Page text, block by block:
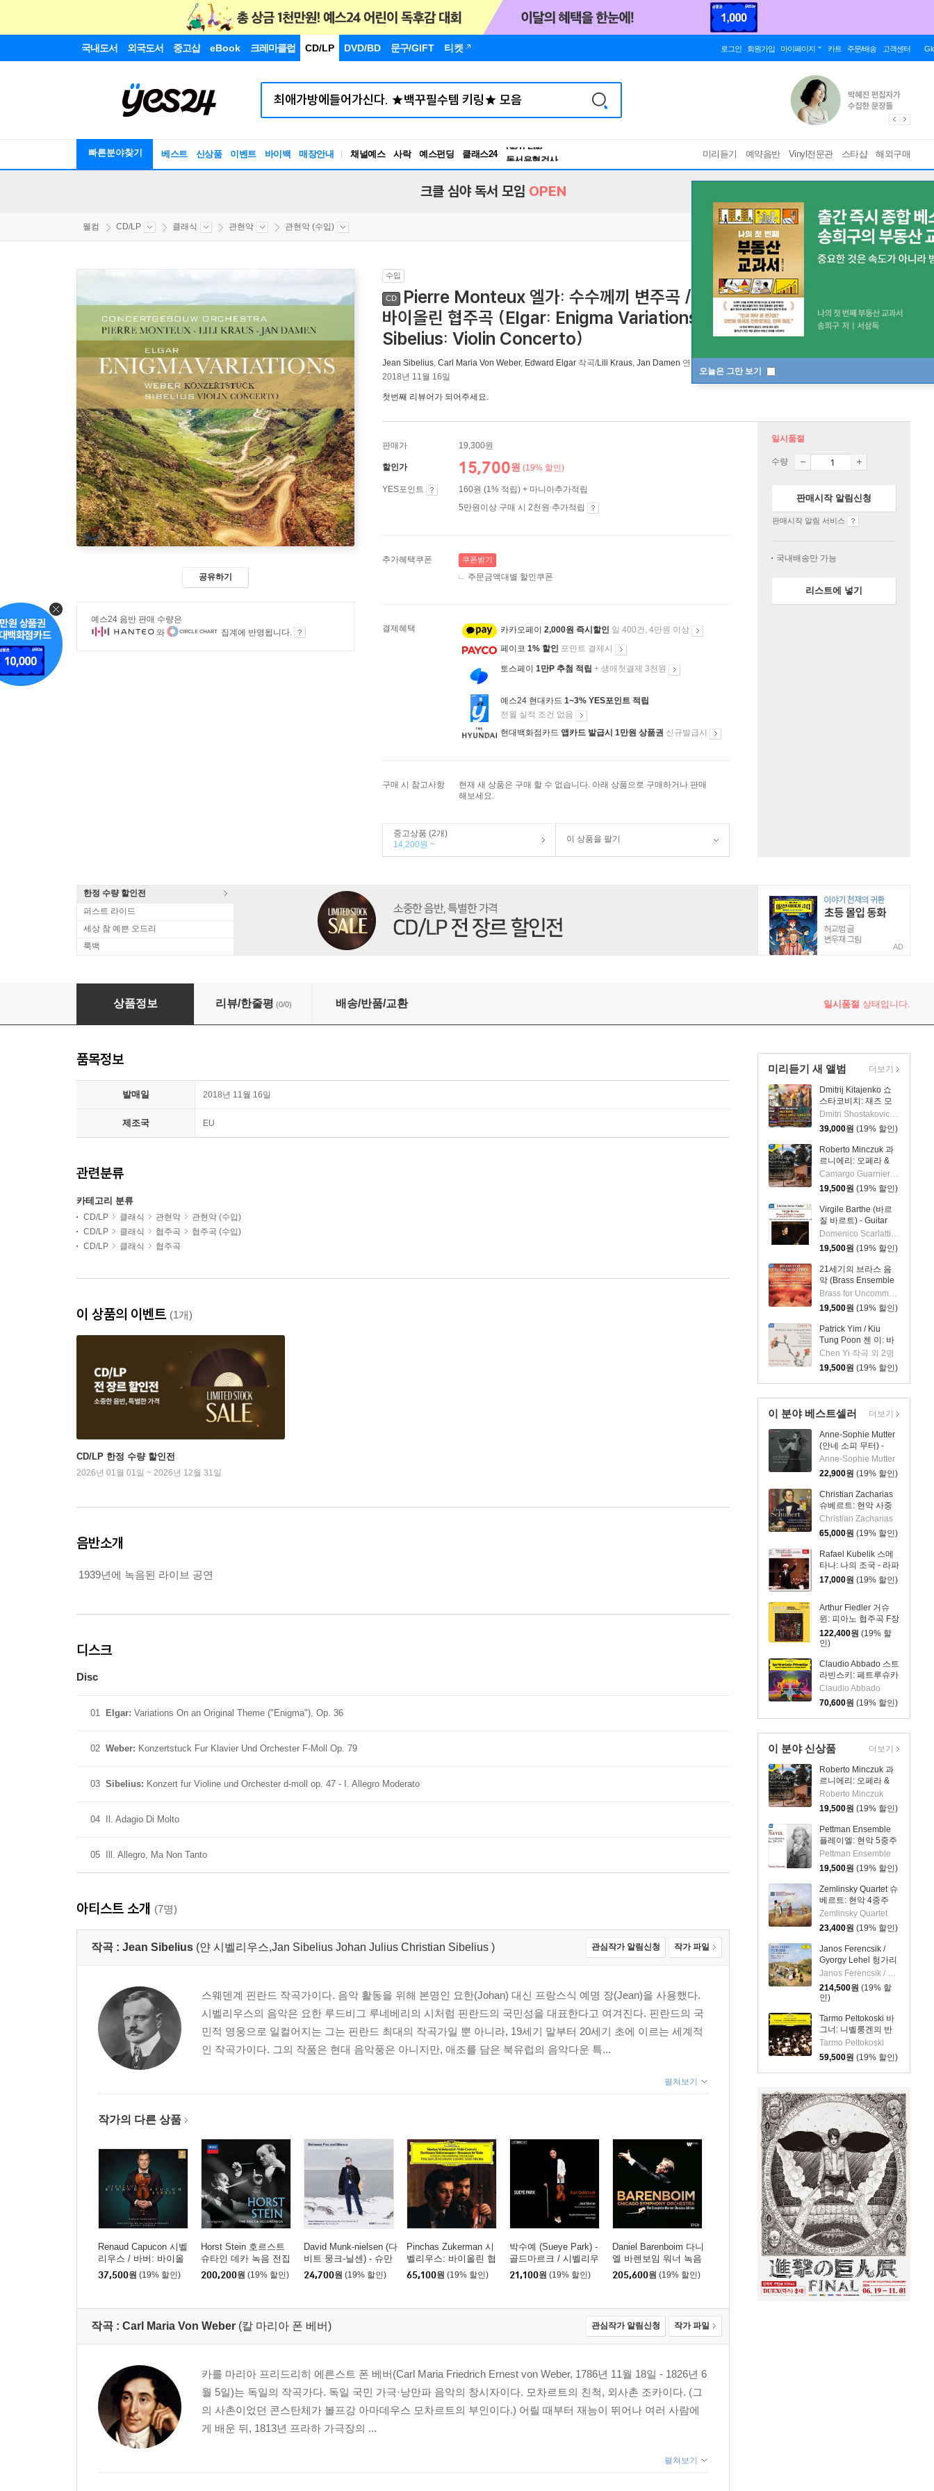
국내도서 외국도서 중고샵 eBook 크레마클럽 CD/LP DVD/BD 문구/GIFT 티켓 로그인 회원가입 마이페이지 카트 주문/배송 고객센터
빠른분야찾기 베스트 신상품 이벤트 바이백 매장안내 채널예스 사락 예스펀딩 클래스24
독서유형검사
RBTI Lab
미리듣기 예약음반 Vinyl전문관 스타샵 해외구매
오늘은 그만 보기
크클 심야 독서 모임 OPEN
웰컴 CD/LP 클래식 관현악 관현악 (수입)
공유하기
예스24 음반 판매 수량은
와
집계에 반영됩니다.
수입
CD
Pierre Monteux 엘가: 수수께끼 변주곡 / 베버: 소협주곡 / 시벨리우스:
바이올린 협주곡 (Elgar: Enigma Variations / Weber: Konzertstuck /
Sibelius: Violin Concerto)
Jean Sibelius, Carl Maria Von Weber, Edward Elgar 작곡/Lili Kraus, Jan Damen 연주 외 2명
2018년 11월 16일
첫번째 리뷰어가 되어주세요.
판매가 19,300원
할인가 15,700원 (19% 할인)
YES포인트
160원 (1% 적립) + 마니아추가적립
5만원이상 구매 시 2천원 추가적립
추가혜택쿠폰 쿠폰받기
주문금액대별 할인쿠폰
결제혜택 카카오페이 2,000원 즉시할인 일 400건, 4만원 이상
페이코 1% 할인 포인트 결제시
토스페이 1만P 추첨 적립 + 생애첫결제 3천원
예스24 현대카드 1~3% YES포인트 적립
전월 실적 조건 없음
현대백화점카드 앱카드 발급시 1만원 상품권 신규발급시
구매 시 참고사항
현재 새 상품은 구매 할 수 없습니다. 아래 상품으로 구매하거나 판매
해보세요.
중고상품 (2개)
14,200원 ~
이 상품을 팔기
일시품절
수량
판매시작 알림신청
판매시작 알림 서비스
국내배송만 가능
리스트에 넣기
한정 수량 할인전
퍼스트 라이드
세상 참 예쁜 오드리
룩백
AD
Pierre Monteux 엘가: 수수께끼 변주곡 / 베버: 소협주곡 / 시벨리우스: 바이올린 협주곡 (Elgar: Enigma Variations / Weber: Konzertstuck / Sibelius: Violin Concerto)
상품정보 리뷰/한줄평 (0/0) 배송/반품/교환 일시품절 상태입니다.
미리듣기 새 앨범
Dmitrij Kitajenko 쇼
스타코비치: 재즈 모
음곡, 발레 모음곡, 협
주곡들
(Shostakovich: Jazz
Suite; Ballet Suites;
Concertos)
Dmitri Shostakovich 작곡 외 6명
39,000원 (19% 할인)
Roberto Minczuk 과
르니에리: 오페라 &
관현악 작품집
(Guarnieri: Pedro
Malazarte)
Camargo Guarnieri 작곡 외 2명
19,500원 (19% 할인)
Virgile Barthe (바르
질 바르트) - Guitar
Recital (기타 리사이
틀)
Domenico Scarlatti 작곡 외 5명
19,500원 (19% 할인)
21세기의 브라스 음
악 (Brass Ensemble
Music - 21st Century)Brass for Uncommon Times 실내악
19,500원 (19% 할인)
Patrick Yim / Kiu
Tung Poon 첸 이: 바
이올린, 비올라, 피아
노 작품집 (Chen Yi:
Works For Violin,
Viola And Piano)
Chen Yi 작곡 외 2명
19,500원 (19% 할인)
더보기
이 분야 베스트셀러
Anne-Sophie Mutter
(안네 소피 무터) -
East Meets West
Anne-Sophie Mutter
22,900원 (19% 할인)
Christian Zacharias
슈베르트: 현악 사중
주 전곡 외 (Schubert:
Complete String
Quartets, Trout
Quintet & String
Trios)
Christian Zacharias
65,000원 (19% 할인)
Rafael Kubelik 스메
타나: 나의 조국 - 라파
엘 쿠벨릭 (Smetana:
17,000원 (19% 할인)
Arthur Fiedler 거슈
윈: 피아노 협주곡 F장
조 (Gershwin:
Concerto in F, Cuban
Rhythm) [2LP]
122,400원 (19% 할
인)
Claudio Abbado 스트
라빈스키: 페트루슈카
(Stravinsky:
Petrushka) [LP]
Claudio Abbado
70,600원 (19% 할인)
더보기
이 분야 신상품
Roberto Minczuk 과
르니에리: 오페라 &
관현악 작품집
(Guarnieri: Pedro
Malazarte)
Roberto Minczuk
19,500원 (19% 할인)
Pettman Ensemble
플레이엘: 현악 5중주
작품집 (Pleyel: String
Quintets, Ben.271-
273)
Pettman Ensemble
19,500원 (19% 할인)
Zemlinsky Quartet 슈
베르트: 현악 4중주
15번 D887, 현악 4중
주 12번 D703
(Schubert: String
Quartets D887, 703)
Zemlinsky Quartet
23,400원 (19% 할인)
Janos Ferencsik /
Gyorgy Lehel 헝가리
음악 선집
(Hungarian Pictures)
Janos Ferencsik / Gyorgy Lehel
214,500원 (19% 할
인)
Tarmo Peltokoski 바
그너: 니벨룽겐의 반
지 관현악 여정
(Wagner: The Ring -
An Orchestral
Adventure) [2LP]
Tarmo Peltokoski
59,500원 (19% 할인)
더보기
품목정보
발매일 2018년 11월 16일
제조국 EU
관련분류
카테고리 분류
CD/LP 클래식 관현악
관현악 (수입)
CD/LP
클래식 협주곡
협주곡 (수입)
CD/LP
클래식 협주곡
이 상품의 이벤트 (1개)
CD/LP 한정 수량 할인전
2026년 01월 01일 ~ 2026년 12월 31일
음반소개
1939년에 녹음된 라이브 공연
디스크
Disc
01 Elgar: Variations On an Original Theme ("Enigma"), Op. 36
02 Weber: Konzertstuck Fur Klavier Und Orchester F-Moll Op. 79
03 Sibelius: Konzert fur Violine und Orchester d-moll op. 47 - I. Allegro Moderato
04 Il. Adagio Di Molto
05 Ill. Allegro, Ma Non Tanto
아티스트 소개 (7명)
작곡 : Jean Sibelius (얀 시벨리우스,Jan Sibelius Johan Julius Christian Sibelius ) 관심작가 알림신청 작가 파일
스웨덴계 핀란드 작곡가이다. 음악 활동을 위해 본명인 요한(Johan) 대신 프랑스식 예명 장(Jean)을 사용했다.
시벨리우스의 음악은 요한 루드비그 루네베리의 시처럼 핀란드의 국민성을 대표한다고 여겨진다. 핀란드의 국
민적 영웅으로 일컬어지는 그는 핀란드 최대의 작곡가일 뿐 아니라, 19세기 말부터 20세기 초에 이르는 세계적
인 작곡가이다. 그의 작품은 현대 음악풍은 아니지만, 애조를 담은 북유럽의 음악다운 특...
펼쳐보기
작가의 다른 상품
Renaud Capucon 시벨
리우스 / 바버: 바이올
린 협주곡 (Sibelius / B
arber: Violin Concerto
37,500원 (19% 할인)
Horst Stein 호르스트
슈타인 데카 녹음 전집
(The Decca Recording
200,200원 (19% 할인)
David Munk-nielsen (다
비트 뭉크-닐센) - 슈만
과 시벨리우스의 작품
들 '불과 침묵 사이' (Bet
24,700원 (19% 할인)
Pinchas Zukerman 시
벨리우스: 바이올린 협
주곡 / 베토벤: 로망스
(Sibelius: Violin Concer
ces For) [LP]
65,100원 (19% 할인)
박수예 (Sueye Park) -
골드마르크 / 시벨리우
스: 바이올린과 관현악
을 위한 작품들 (Goldm
For Violin And Orchestr
21,100원 (19% 할인)
Daniel Barenboim 다니
엘 바렌보임 워너 녹음
전집 (The Complete W
arner Classics Edition)
205,600원 (19% 할인)
작곡 : Carl Maria Von Weber (칼 마리아 폰 베버) 관심작가 알림신청 작가 파일
카를 마리아 프리드리히 에른스트 폰 베버(Carl Maria Friedrich Ernest von Weber, 1786년 11월 18일 - 1826년 6
월 5일)는 독일의 작곡가다. 독일 국민 가극·낭만파 음악의 창시자이다. 모차르트의 친척, 외사촌 조카이다. (그
의 사촌이었던 콘스탄체가 볼프강 아마데우스 모차르트의 부인이다.) 어릴 때부터 재능이 뛰어나 여러 사람에
게 배운 뒤, 1813년 프라하 가극장의 ...
펼쳐보기